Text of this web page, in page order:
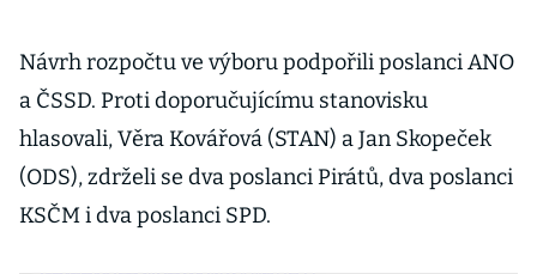
Návrh rozpočtu ve výboru podpořili poslanci ANO
a ČSSD. Proti doporučujícímu stanovisku
hlasovali, Věra Kovářová (STAN) a Jan Skopeček
(ODS), zdrželi se dva poslanci Pirátů, dva poslanci
KSČM i dva poslanci SPD.